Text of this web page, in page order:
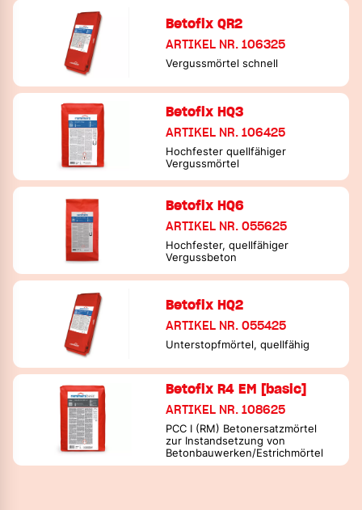
Betofix QR2
ARTIKEL NR. 106325
Vergussmörtel schnell
Betofix HQ3
ARTIKEL NR. 106425
Hochfester quellfähiger
Vergussmörtel
Betofix HQ6
ARTIKEL NR. 055625
Hochfester, quellfähiger
Vergussbeton
Betofix HQ2
ARTIKEL NR. 055425
Unterstopfmörtel, quellfähig
Betofix R4 EM [basic]
ARTIKEL NR. 108625
PCC I (RM) Betonersatzmörtel
zur Instandsetzung von
Betonbauwerken/Estrichmörtel